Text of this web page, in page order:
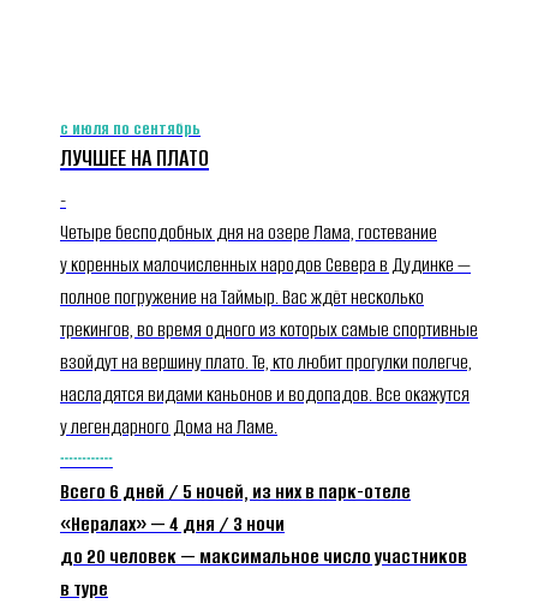
с июля по сентябрь
ЛУЧШЕЕ НА ПЛАТО
-
Четыре бесподобных дня на озере Лама, гостевание
у коренных малочисленных народов Севера в Дудинке —
полное погружение на Таймыр. Вас ждёт несколько
трекингов, во время одного из которых самые спортивные
взойдут на вершину плато. Те, кто любит прогулки полегче,
насладятся видами каньонов и водопадов. Все окажутся
у легендарного Дома на Ламе.
┄┄┄┄
Всего 6 дней / 5 ночей, из них в парк-отеле
«Нералах» — 4 дня / 3 ночи
до 20 человек — максимальное число участников
в туре